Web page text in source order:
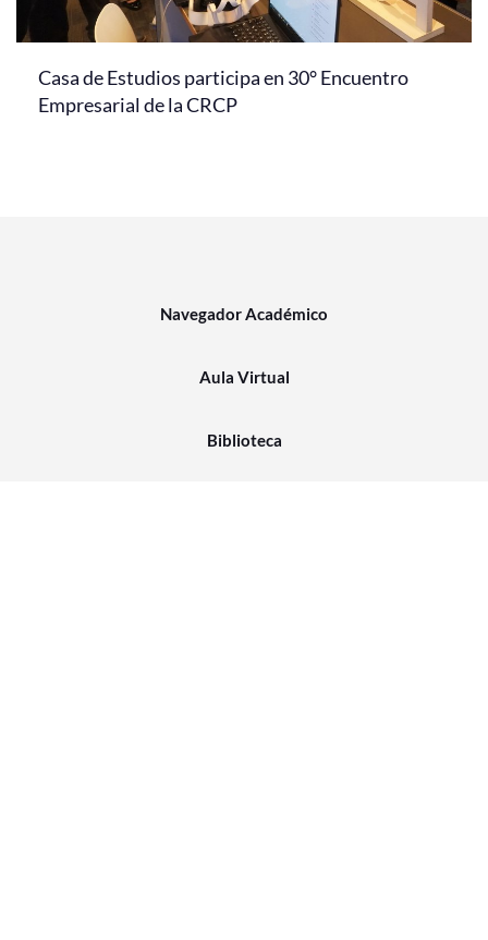
Casa de Estudios participa en 30° Encuentro
Empresarial de la CRCP
Navegador Académico
Aula Virtual
Biblioteca